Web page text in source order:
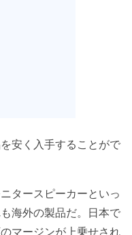
安く入手することがで
タースピーカーといっ
海外の製品だ。日本で
マージンが上乗せされ